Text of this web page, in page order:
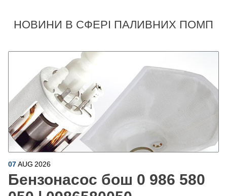
НОВИНИ В СФЕРІ ПАЛИВНИХ ПОМП
07AUG 2026
Бензонасос бош 0 986 580